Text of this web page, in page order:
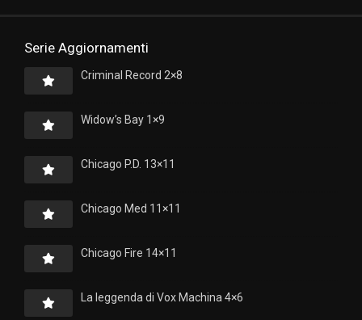
Serie Aggiornamenti
Criminal Record 2×8
Widow’s Bay 1×9
Chicago P.D. 13×11
Chicago Med 11×11
Chicago Fire 14×11
La leggenda di Vox Machina 4×6